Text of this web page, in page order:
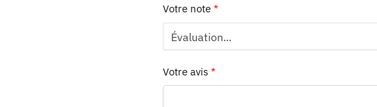
Votre note *
Votre avis *